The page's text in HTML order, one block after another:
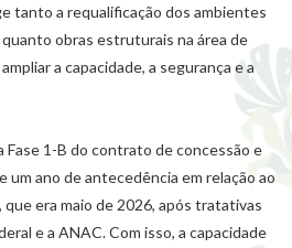
tanto a requalificação dos ambientes
obras estruturais na área de
a capacidade, a segurança e a
1-B do contrato de concessão e
um ano de antecedência em relação ao
era maio de 2026, após tratativas
e a ANAC. Com isso, a capacidade